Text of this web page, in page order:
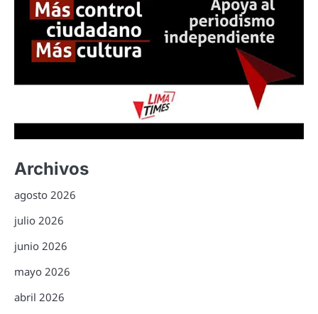
Archivos
agosto 2026
julio 2026
junio 2026
mayo 2026
abril 2026